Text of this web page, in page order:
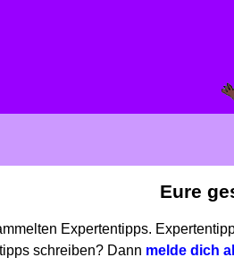
Eure
Expertentipps.
schreiben? Dann melde dich